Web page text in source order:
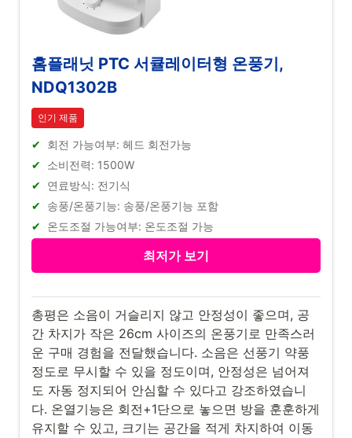
홈플래닛 PTC 서큘레이터형 온풍기,
NDQ1302B
인기 제품
회전 가능여부: 헤드 회전가능
소비전력: 1500W
연료방식: 전기식
송풍/온풍기능: 송풍/온풍기능 포함
온도조절 가능여부: 온도조절 가능
최저가 보기
총평은 소음이 거슬리지 않고 안정성이 좋으며, 공
간 차지가 작은 26cm 사이즈의 온풍기로 만족스러
운 구매 경험을 전달했습니다. 소음은 선풍기 약풍
정도로 무시할 수 있을 정도이며, 안정성은 넘어져
도 자동 정지되어 안심할 수 있다고 강조하였습니
다. 온열기능은 회전+1단으로 놓으면 방을 훈훈하게
유지할 수 있고, 크기는 공간을 적게 차지하여 이동